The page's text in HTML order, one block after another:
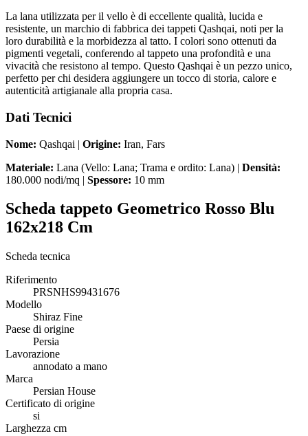
La lana utilizzata per il vello è di eccellente qualità, lucida e
resistente, un marchio di fabbrica dei tappeti Qashqai, noti per la
loro durabilità e la morbidezza al tatto. I colori sono ottenuti da
pigmenti vegetali, conferendo al tappeto una profondità e una
vivacità che resistono al tempo. Questo Qashqai è un pezzo unico,
perfetto per chi desidera aggiungere un tocco di storia, calore e
autenticità artigianale alla propria casa.
Dati Tecnici
Nome: Qashqai | Origine: Iran, Fars
Materiale: Lana (Vello: Lana; Trama e ordito: Lana) | Densità:
180.000 nodi/mq | Spessore: 10 mm
Scheda tappeto Geometrico Rosso Blu
162x218 Cm
Scheda tecnica
Riferimento
PRSNHS99431676
Modello
Shiraz Fine
Paese di origine
Persia
Lavorazione
annodato a mano
Marca
Persian House
Certificato di origine
si
Larghezza cm